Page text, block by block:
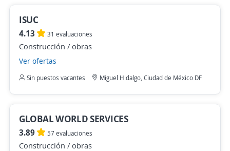
ISUC
4.13 31 evaluaciones
Construcción / obras
Ver ofertas
Sin puestos vacantes Miguel Hidalgo, Ciudad de México DF
GLOBAL WORLD SERVICES
3.89 57 evaluaciones
Construcción / obras